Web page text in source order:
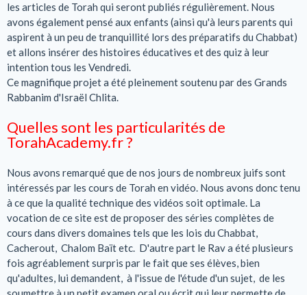
les articles de Torah qui seront publiés régulièrement. Nous
avons également pensé aux enfants (ainsi qu'à leurs parents qui
aspirent à un peu de tranquillité lors des préparatifs du Chabbat)
et allons insérer des histoires éducatives et des quiz à leur
intention tous les Vendredi.
Ce magnifique projet a été pleinement soutenu par des Grands
Rabbanim d'Israël Chlita.
Quelles sont les particularités de
TorahAcademy.fr ?
Nous avons remarqué que de nos jours de nombreux juifs sont
intéressés par les cours de Torah en vidéo. Nous avons donc tenu
à ce que la qualité technique des vidéos soit optimale. La
vocation de ce site est de proposer des séries complètes de
cours dans divers domaines tels que les lois du Chabbat,
Cacherout, Chalom Baït etc. D'autre part le Rav a été plusieurs
fois agréablement surpris par le fait que ses élèves, bien
qu'adultes, lui demandent, à l'issue de l'étude d'un sujet, de les